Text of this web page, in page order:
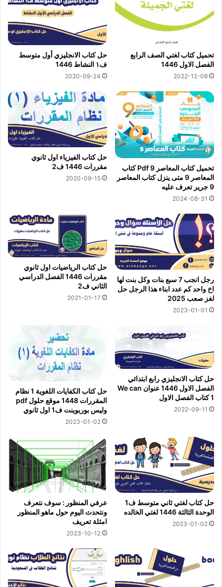
تحميل كتاب لغتي الصف الرابع
الفصل الاول 1446
2022-12-06
حل كتاب الانجليزي أول متوسط
ف١ النشاط 1446
2020-09-24
تحميل كتاب المعاصر 9 Pdf كتاب
المعاصر 9 متى ينزل كتاب المعاصر
9 جرير تعرف عليه
2024-08-31
حل كتاب الفيزياء اول ثانوي
مقررات 1446 ف2
2020-09-15
رجل انجب 7 سبع بنات وكل بنت لها
اخ واحد كم عدد ابناء هذا الرجل حل
لغز صعب 2025
2023-01-01
حل كتاب الرياضيات اول ثانوي
مقررات 1446 الفصل الدراسي
الثاني ف2
2021-01-17
حل كتاب الانجليزي رابع ابتدائي
الفصل الاول 1446 عنوان We can
1 كتاب الفصل الاول
2022-09-11
حل كتاب الكفايات اللغوية 1 نظام
المقررات 1448 موقع حلول pdf
وليس بوربوينت ف1 اول ثانوي
2023-01-02
حل كتاب لغتي ثاني متوسط ف1
الوحدة الثالثة 1446 لغتي الخالده
2023-01-02
عرفي المنظور : سوف نتعرف
ونتحدث اليوم حول ماهو المنظور
امثلة تعريف
2023-10-12